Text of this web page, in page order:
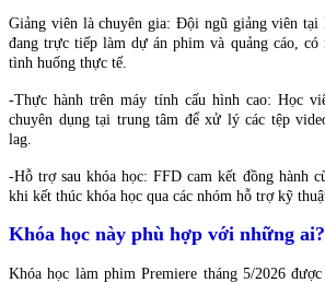
Giảng viên là chuyên gia: Đội ngũ giảng viên tại
đang trực tiếp làm dự án phim và quảng cáo,
tình huống thực tế.
-Thực hành trên máy tính cấu hình cao: Học
chuyên dụng tại trung tâm để xử lý các tệp
lag.
-Hỗ trợ sau khóa học: FFD cam kết đồng hành
khi kết thúc khóa học qua các nhóm hỗ trợ kỹ
Khóa học này phù hợp với những ai?
Khóa học làm phim Premiere tháng 5/2026